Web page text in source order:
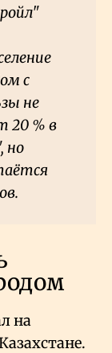
с
не
20 % в
но
на